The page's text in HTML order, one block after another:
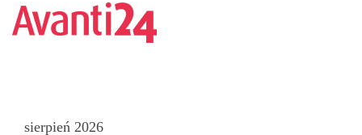
sierpień 2026